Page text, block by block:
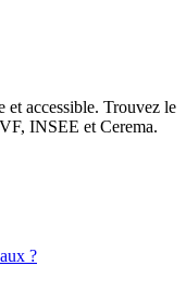
accessible. Trouvez le
INSEE et Cerema.
?